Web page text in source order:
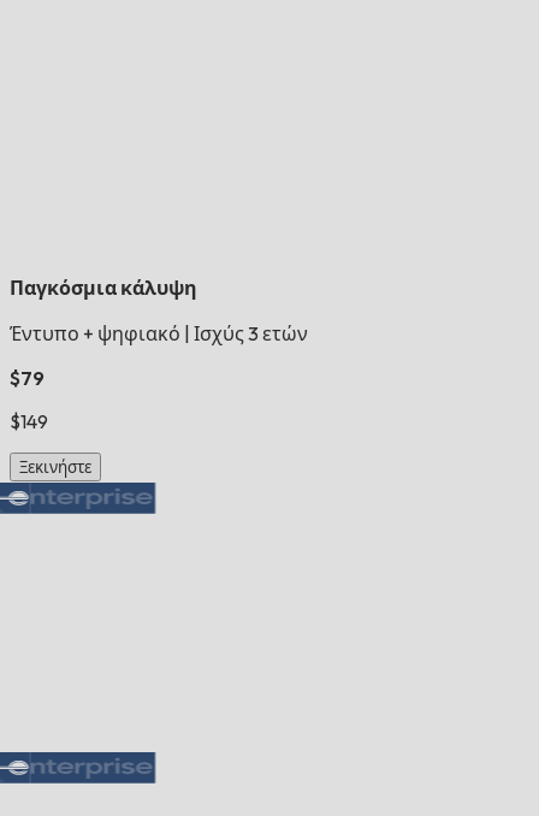
Παγκόσμια κάλυψη
Έντυπο + ψηφιακό Ισχύς 3 ετών
$79
$149
Ξεκινήστε